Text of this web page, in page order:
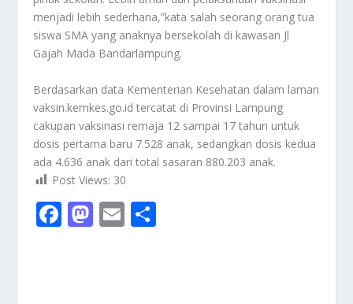
menjadi lebih sederhana,”kata salah seorang orang tua
siswa SMA yang anaknya bersekolah di kawasan Jl
Gajah Mada Bandarlampung.
Berdasarkan data Kementerian Kesehatan dalam laman
vaksin.kemkes.go.id tercatat di Provinsi Lampung
cakupan vaksinasi remaja 12 sampai 17 tahun untuk
dosis pertama baru 7.528 anak, sedangkan dosis kedua
ada 4.636 anak dari total sasaran 880.203 anak.
Post Views: 30
F M E